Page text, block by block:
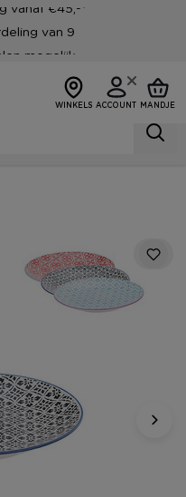
vanaf €45,-*
van 9
mogelijk
WINKELS ACCOUNT MANDJE